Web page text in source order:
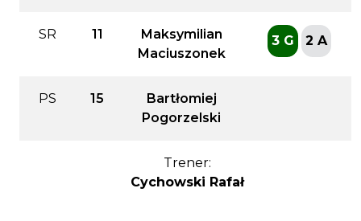
SR 11
Maksymilian
Maciuszonek
3 G 2 A
PS 15
Bartłomiej
Pogorzelski
Trener:
Cychowski Rafał